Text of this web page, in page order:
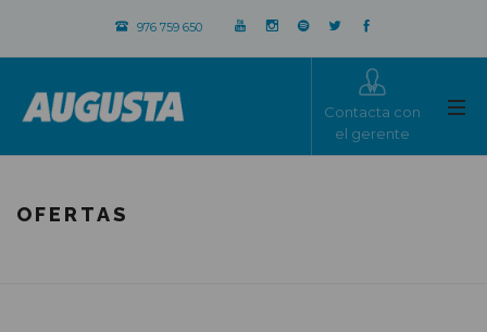
976 759 650
Contacta con
el gerente
OFERTAS